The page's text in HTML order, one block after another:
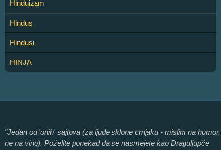
Hinduizam
Hindus
Hindusi
HINJA
"Jedan od 'onih' sajtova (za ljude sklone crnjaku - mislim na humor,
ne na vino). Poželite ponekad da se nasmejete kao Draguljupče